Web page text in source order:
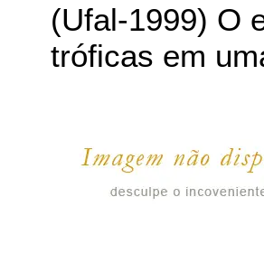
(Ufal-1999) O
tróficas em